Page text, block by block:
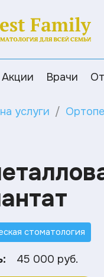
Акции Врачи
услуги
стоматология
45 000 руб.